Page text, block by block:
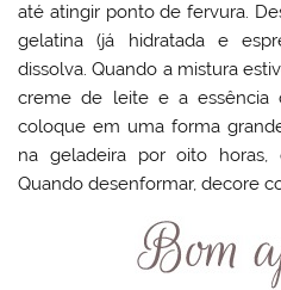
até atingir ponto de fervura.
gelatina (já hidratada e
dissolva. Quando a mistura
creme de leite e a essência
coloque em uma forma
na geladeira por oito
Quando desenformar, decore